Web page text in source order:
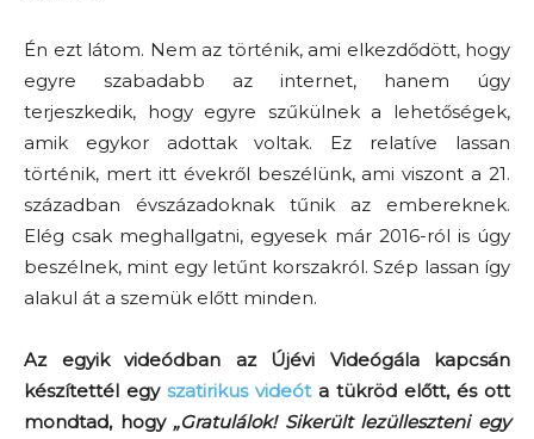
Én ezt látom. Nem az történik, ami elkezdődött, hogy
egyre szabadabb az internet, hanem úgy
terjeszkedik, hogy egyre szűkülnek a lehetőségek,
amik egykor adottak voltak. Ez relatíve lassan
történik, mert itt évekről beszélünk, ami viszont a 21.
században évszázadoknak tűnik az embereknek.
Elég csak meghallgatni, egyesek már 2016-ról is úgy
beszélnek, mint egy letűnt korszakról. Szép lassan így
alakul át a szemük előtt minden.
Az egyik videódban az Újévi Videógála kapcsán
készítettél egy szatirikus videót a tükröd előtt, és ott
mondtad, hogy „Gratulálok! Sikerült lezülleszteni egy